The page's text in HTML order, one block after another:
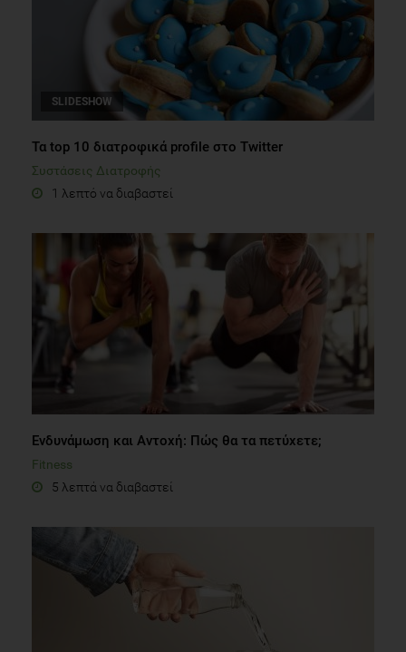
SLIDESHOW
Τα top 10 διατροφικά profile στο Twitter
Συστάσεις Διατροφής
1 λεπτό να διαβαστεί
Ενδυνάμωση και Aντοχή: Πώς θα τα πετύχετε;
Fitness
5 λεπτά να διαβαστεί